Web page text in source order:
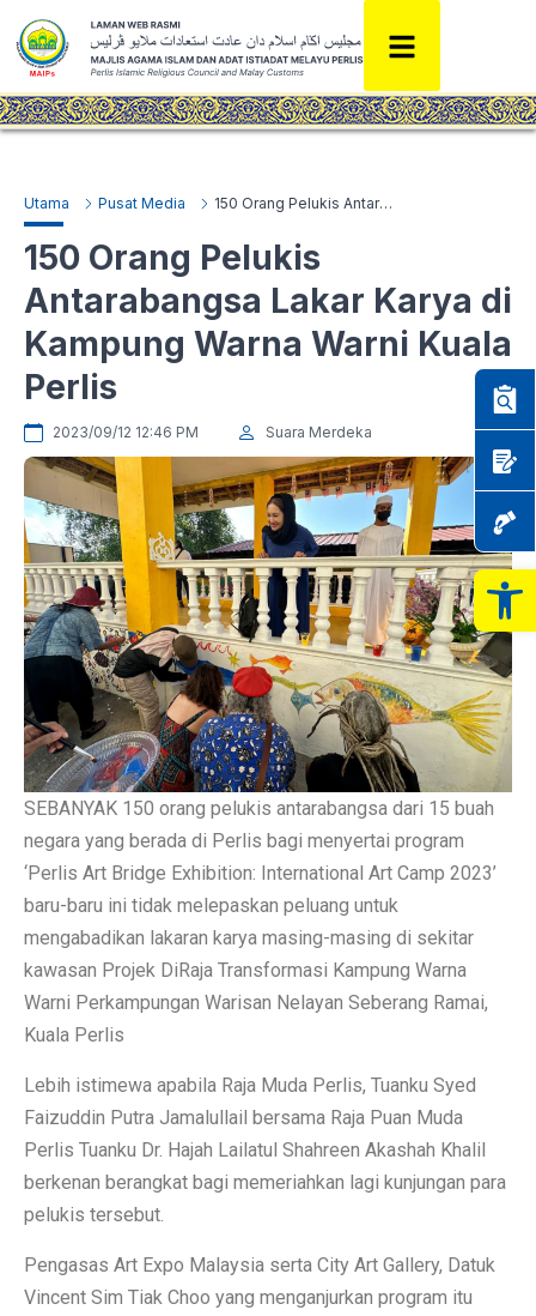
Utama Pusat Media 150 Orang Pelukis Antarabangsa Lakar Karya di Kampung Warna Warni Kuala Perlis
150 Orang Pelukis
Antarabangsa Lakar Karya di
Kampung Warna Warni Kuala
Perlis
2023/09/12 12:46 PM Suara Merdeka
SEBANYAK 150 orang pelukis antarabangsa dari 15 buah
negara yang berada di Perlis bagi menyertai program
‘Perlis Art Bridge Exhibition: International Art Camp 2023’
baru-baru ini tidak melepaskan peluang untuk
mengabadikan lakaran karya masing-masing di sekitar
kawasan Projek DiRaja Transformasi Kampung Warna
Warni Perkampungan Warisan Nelayan Seberang Ramai,
Kuala Perlis
Lebih istimewa apabila Raja Muda Perlis, Tuanku Syed
Faizuddin Putra Jamalullail bersama Raja Puan Muda
Perlis Tuanku Dr. Hajah Lailatul Shahreen Akashah Khalil
berkenan berangkat bagi memeriahkan lagi kunjungan para
pelukis tersebut.
Pengasas Art Expo Malaysia serta City Art Gallery, Datuk
Vincent Sim Tiak Choo yang menganjurkan program itu